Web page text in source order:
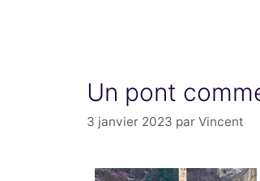
Un pont
3 janvier 2023 par Vincent